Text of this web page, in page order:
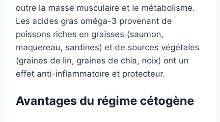
outre la masse musculaire et le métabolisme.
Les acides gras oméga-3 provenant de
poissons riches en graisses (saumon,
maquereau, sardines) et de sources végétales
(graines de lin, graines de chia, noix) ont un
effet anti-inflammatoire et protecteur.
Avantages du régime cétogène